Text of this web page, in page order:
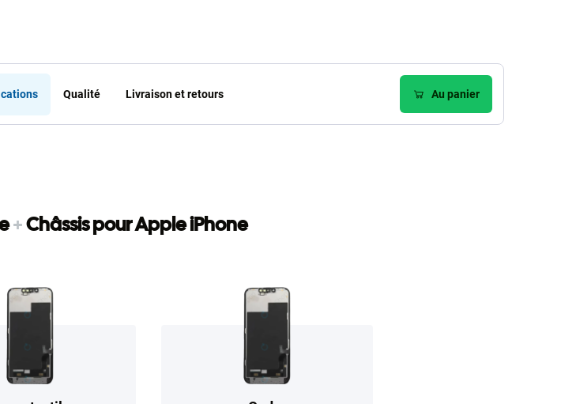
Qualité Livraison et retours Au panier
+Châssis pour Apple iPhone